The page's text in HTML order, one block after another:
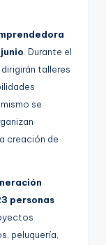
. Durante el
talleres
se
creación de
personas
peluquería,